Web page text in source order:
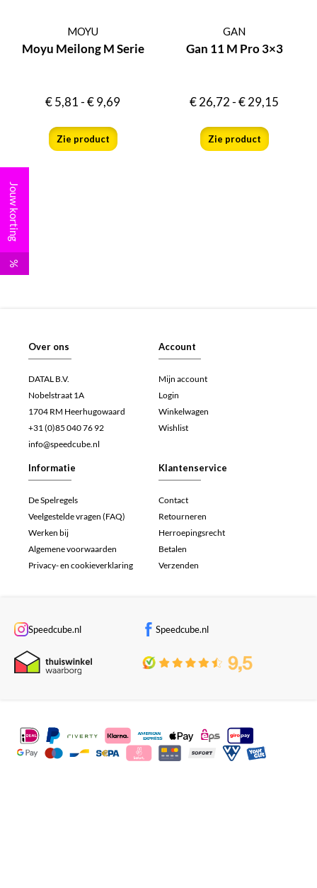
MOYU
Moyu Meilong M Serie
€5,81-€9,69
Zie product
GAN
Gan 11 M Pro 3×3
€26,72-€29,15
Zie product
Over ons
DATAL B.V.
Nobelstraat 1A
1704 RM Heerhugowaard
+31 (0)85 040 76 92
info@speedcube.nl
Account
Mijn account
Login
Winkelwagen
Wishlist
Informatie
De Spelregels
Veelgestelde vragen (FAQ)
Werken bij
Algemene voorwaarden
Privacy- en cookieverklaring
Klantenservice
Contact
Retourneren
Herroepingsrecht
Betalen
Verzenden
Speedcube.nl Speedcube.nl
Jouw korting
%